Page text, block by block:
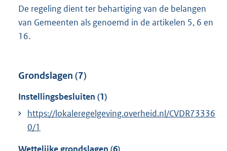
De regeling dient ter behartiging van de belangen
van Gemeenten als genoemd in de artikelen 5, 6 en
16.
Grondslagen (7)
Instellingsbesluiten (1)
https://lokaleregelgeving.overheid.nl/CVDR73336
0/1